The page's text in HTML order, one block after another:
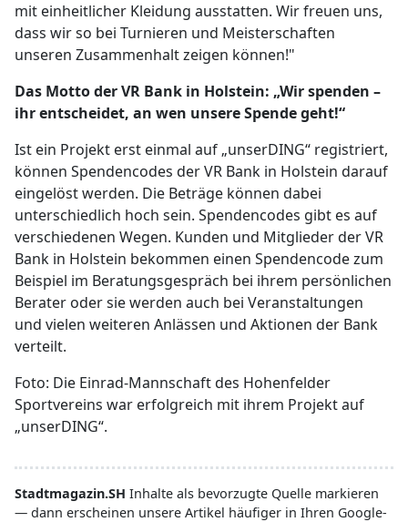
mit einheitlicher Kleidung ausstatten. Wir freuen uns,
dass wir so bei Turnieren und Meisterschaften
unseren Zusammenhalt zeigen können!"
Das Motto der VR Bank in Holstein: „Wir spenden –
ihr entscheidet, an wen unsere Spende geht!“
Ist ein Projekt erst einmal auf „unserDING“ registriert,
können Spendencodes der VR Bank in Holstein darauf
eingelöst werden. Die Beträge können dabei
unterschiedlich hoch sein. Spendencodes gibt es auf
verschiedenen Wegen. Kunden und Mitglieder der VR
Bank in Holstein bekommen einen Spendencode zum
Beispiel im Beratungsgespräch bei ihrem persönlichen
Berater oder sie werden auch bei Veranstaltungen
und vielen weiteren Anlässen und Aktionen der Bank
verteilt.
Foto: Die Einrad-Mannschaft des Hohenfelder
Sportvereins war erfolgreich mit ihrem Projekt auf
„unserDING“.
Stadtmagazin.SH Inhalte als bevorzugte Quelle markieren
— dann erscheinen unsere Artikel häufiger in Ihren Google-